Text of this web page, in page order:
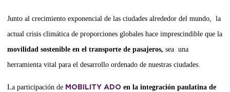
Junto al crecimiento exponencial de las ciudades alrededor del mundo, la
actual crisis climática de proporciones globales hace imprescindible que la
movilidad sostenible en el transporte de pasajeros, sea una
herramienta vital para el desarrollo ordenado de nuestras ciudades.
La participación de MOBILITY ADO en la integración paulatina de